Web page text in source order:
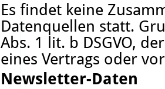
Es findet keine
Datenquellen statt.
Abs. 1 lit. b DSGVO,
eines Vertrags oder
Newsletter-Daten